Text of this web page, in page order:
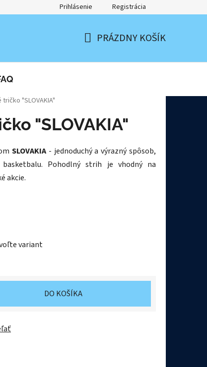
Prihlásenie Registrácia
PRÁZDNY KOŠÍK
"SLOVAKIA"
"SLOVAKIA"
SLOVAKIA - jednoduchý a výrazný spôsob,
Pohodlný strih je vhodný na
akcie.
variant
DO KOŠÍKA